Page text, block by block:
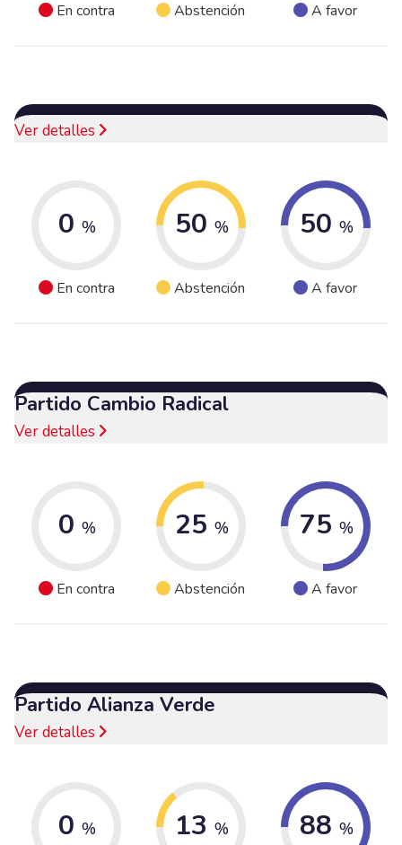
En contra Abstención A favor
Ver detalles
0 %
En contra
50 %
Abstención
50 %
A favor
Partido Cambio Radical
Ver detalles
0 %
En contra
25 %
Abstención
75 %
A favor
Partido Alianza Verde
Ver detalles
0 % 13 % 88 %